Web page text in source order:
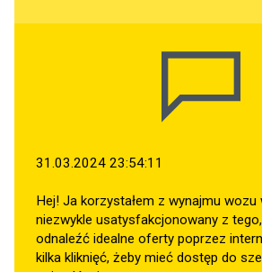
31.03.2024 23:54:11
Hej! Ja korzystałem z wynajmu wozu
niezwykle usatysfakcjonowany z
odnaleźć idealne oferty poprzez
kilka kliknięć, żeby mieć dostęp do